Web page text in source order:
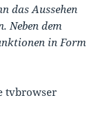
das Aussehen
Neben dem
in Form
tvbrowser